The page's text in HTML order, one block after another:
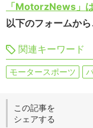
「MotorzNews」
以下のフォームか
関連キーワード
モータースポーツ
この記事を
シェアする